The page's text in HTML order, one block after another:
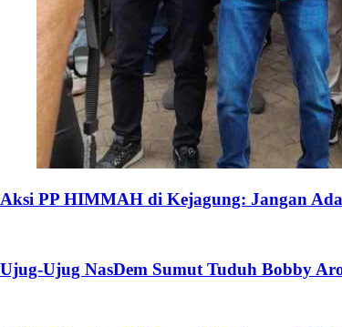
Aksi PP HIMMAH di Kejagung: Jangan
Ujug-Ujug NasDem Sumut Tuduh Bobby